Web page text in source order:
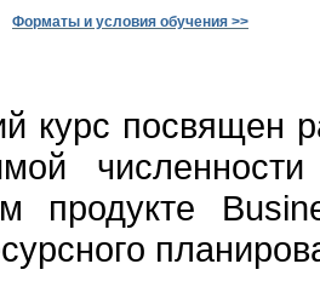
Форматы и условия обучения >>
курс посвящен
продукте